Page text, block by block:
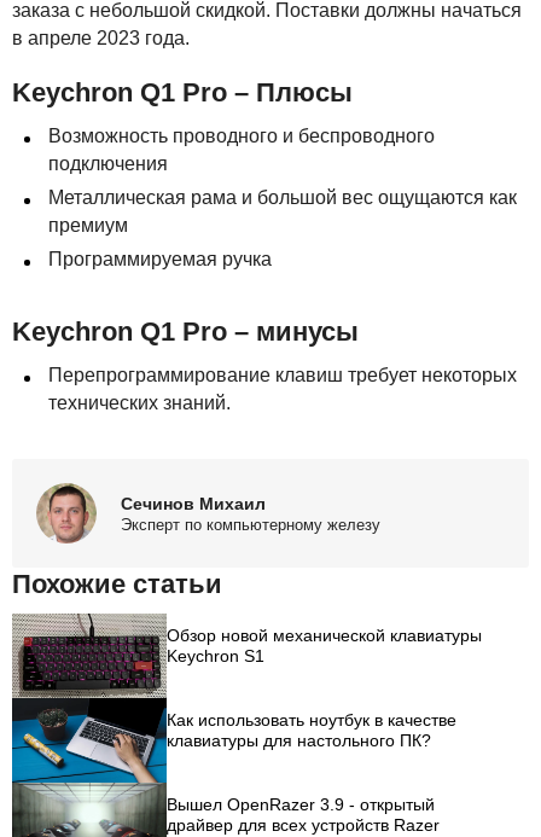
заказа с небольшой скидкой. Поставки должны начаться
в апреле 2023 года.
Keychron Q1 Pro – Плюсы
Возможность проводного и беспроводного
подключения
Металлическая рама и большой вес ощущаются как
премиум
Программируемая ручка
Keychron Q1 Pro – минусы
Перепрограммирование клавиш требует некоторых
технических знаний.
Сечинов Михаил
Эксперт по компьютерному железу
Похожие статьи
Обзор новой механической клавиатуры
Keychron S1
Как использовать ноутбук в качестве
клавиатуры для настольного ПК?
Вышел OpenRazer 3.9 - открытый
драйвер для всех устройств Razer